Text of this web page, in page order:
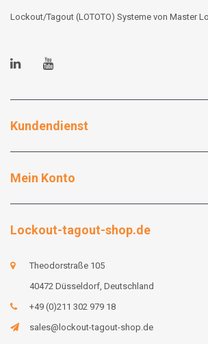
Lockout/Tagout (LOTOTO) Systeme von Master
Kundendienst
Mein Konto
Lockout-tagout-shop.de
Theodorstraße 105
40472 Düsseldorf, Deutschland
+49 (0)211 302 979 18
sales@lockout-tagout-shop.de